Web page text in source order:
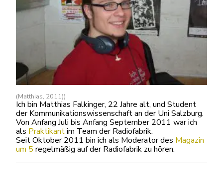
(Matthias, 2011))
Ich bin Matthias Falkinger, 22 Jahre alt, und Student
der Kommunikationswissenschaft an der Uni Salzburg.
Von Anfang Juli bis Anfang September 2011 war ich
als Praktikantim Team der Radiofabrik.
Seit Oktober 2011 bin ich als Moderator des Magazin
um 5 regelmäßig auf der Radiofabrik zu hören.